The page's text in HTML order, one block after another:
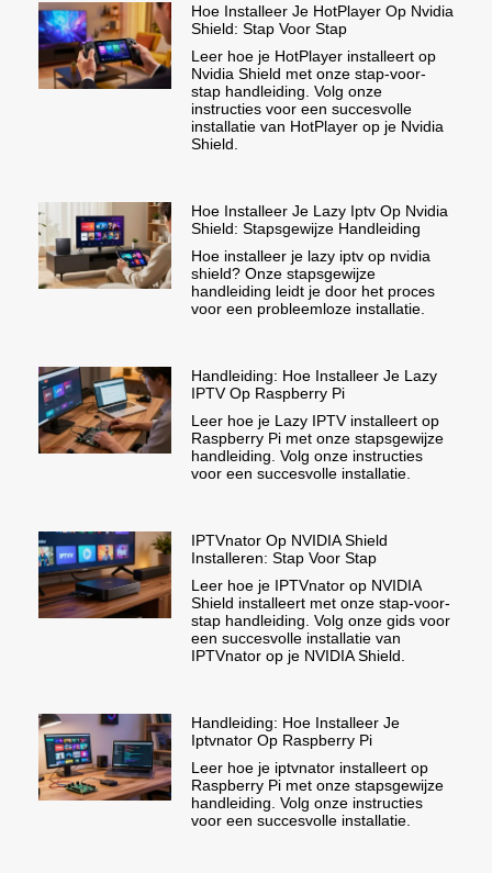
Hoe Installeer Je HotPlayer Op Nvidia
Shield: Stap Voor Stap
Leer hoe je HotPlayer installeert op
Nvidia Shield met onze stap-voor-
stap handleiding. Volg onze
instructies voor een succesvolle
installatie van HotPlayer op je Nvidia
Shield.
Hoe Installeer Je Lazy Iptv Op Nvidia
Shield: Stapsgewijze Handleiding
Hoe installeer je lazy iptv op nvidia
shield? Onze stapsgewijze
handleiding leidt je door het proces
voor een probleemloze installatie.
Handleiding: Hoe Installeer Je Lazy
IPTV Op Raspberry Pi
Leer hoe je Lazy IPTV installeert op
Raspberry Pi met onze stapsgewijze
handleiding. Volg onze instructies
voor een succesvolle installatie.
IPTVnator Op NVIDIA Shield
Installeren: Stap Voor Stap
Leer hoe je IPTVnator op NVIDIA
Shield installeert met onze stap-voor-
stap handleiding. Volg onze gids voor
een succesvolle installatie van
IPTVnator op je NVIDIA Shield.
Handleiding: Hoe Installeer Je
Iptvnator Op Raspberry Pi
Leer hoe je iptvnator installeert op
Raspberry Pi met onze stapsgewijze
handleiding. Volg onze instructies
voor een succesvolle installatie.